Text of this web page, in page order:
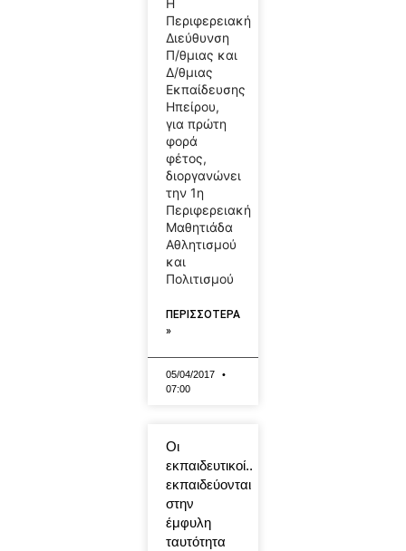
Η
Περιφερειακή
Διεύθυνση
Π/θμιας και
Δ/θμιας
Εκπαίδευσης
Ηπείρου,
για πρώτη
φορά
φέτος,
διοργανώνει
την 1η
Περιφερειακή
Μαθητιάδα
Αθλητισμού
και
Πολιτισμού
ΠΕΡΙΣΣΟΤΕΡΑ
»
05/04/2017
07:00
Οι
εκπαιδευτικοί..
εκπαιδεύονται
στην
έμφυλη
ταυτότητα